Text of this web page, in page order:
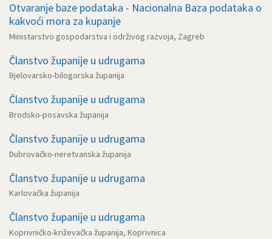
Otvaranje baze podataka - Nacionalna Baza podataka o
kakvoći mora za kupanje
Ministarstvo gospodarstva i održivog razvoja, Zagreb
Članstvo županije u udrugama
Bjelovarsko-bilogorska županija
Članstvo županije u udrugama
Brodsko-posavska županija
Članstvo županije u udrugama
Dubrovačko-neretvanska županija
Članstvo županije u udrugama
Karlovačka županija
Članstvo županije u udrugama
Koprivničko-križevačka županija, Koprivnica